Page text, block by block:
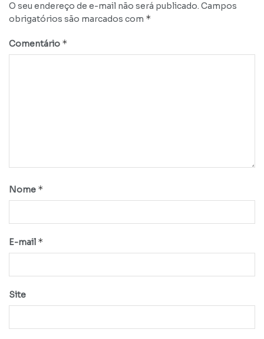
O seu endereço de e-mail não será publicado. Campos
obrigatórios são marcados com *
Comentário *
Nome *
E-mail *
Site